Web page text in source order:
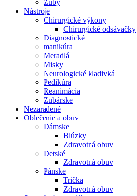
Zuby
Nástroje
Chirurgické výkony
Chirurgické odsávačky
Diagnostické
manikúra
Meradlá
Misky
Neurologické kladivká
Pedikúra
Reanimácia
Zubárske
Nezaradené
Oblečenie a obuv
Dámske
Blúzky
Zdravotná obuv
Detské
Zdravotná obuv
Pánske
Trička
Zdravotná obuv